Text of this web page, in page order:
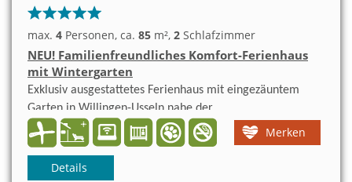
max. 4 Personen, ca. 85 m², 2 Schlafzimmer
NEU! Familienfreundliches Komfort-Ferienhaus
mit Wintergarten
Exklusiv ausgestattetes Ferienhaus mit eingezäuntem
Garten in Willingen-Usseln nahe der
Diemelquelle. Wanderwege und die Upländer Natur
beginnen nur 200m vom Haus entfernt.
kostenlos!
Merken
Details